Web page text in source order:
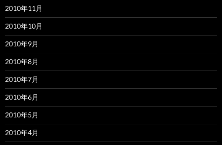
2010年11月
2010年10月
2010年9月
2010年8月
2010年7月
2010年6月
2010年5月
2010年4月